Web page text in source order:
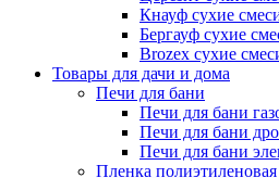
Кнауф сухие
Бергауф сухие
Brozex сухие
Товары для дачи и дома
Печи для бани
Печи для бани
Печи для бани
Печи для бани
Пленка полиэтиленовая